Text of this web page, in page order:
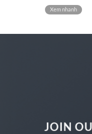
Xem nhanh
JOIN